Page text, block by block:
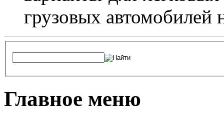
грузовых автомобилей
Главное меню